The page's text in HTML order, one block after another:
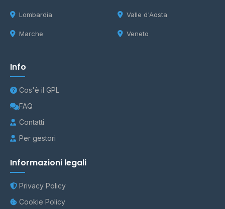
Lombardia
Marche
Valle d'Aosta
Veneto
Info
Cos'è il GPL
FAQ
Contatti
Per gestori
Informazioni legali
Privacy Policy
Cookie Policy